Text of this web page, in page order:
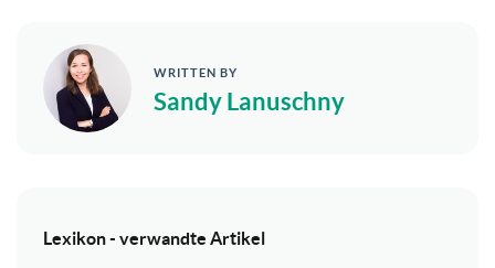
WRITTEN BY
Sandy Lanuschny
Lexikon - verwandte Artikel